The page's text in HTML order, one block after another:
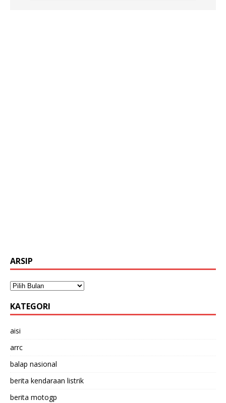
ARSIP
KATEGORI
aisi
arrc
balap nasional
berita kendaraan listrik
berita motogp